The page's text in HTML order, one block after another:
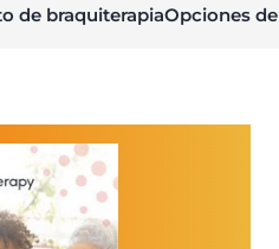
de braquiterapiaOpciones